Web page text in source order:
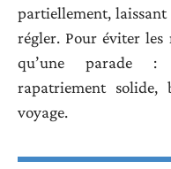
partiellement, laissant
régler. Pour éviter les
qu’une parade :
rapatriement
voyage.